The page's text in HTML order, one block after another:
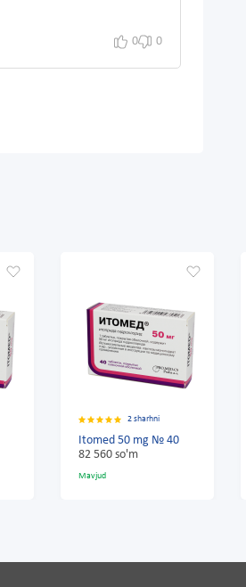
0 0
2 sharhni
Itomed 50 mg № 40
82 560 so'm
Mavjud